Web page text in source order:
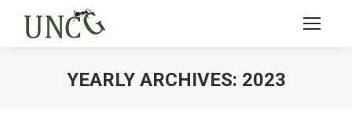
YEARLY ARCHIVES: 2023